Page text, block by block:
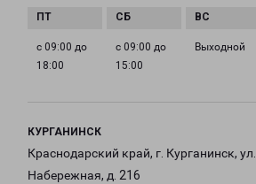
с 09:00 до
18:00
с 09:00 до
15:00
Выходной
КУРГАНИНСК
Краснодарский край, г. Курганинск, ул.
Набережная, д. 216